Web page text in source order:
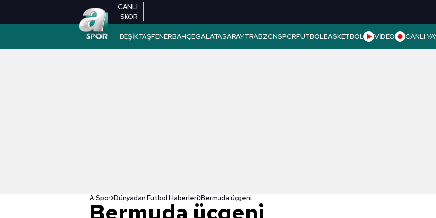
CANLI
SKOR
BEŞİKTAŞFENERBAHÇEGALATASARAYTRABZONSPORFUTBOLBASKETBOL VİDEO CANLI
A Spor Dünyadan Futbol Haberleri Bermuda üçgeni
Bermuda üçgeni